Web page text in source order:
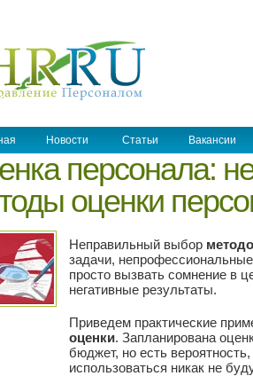
Новости Статьи Вакансии
персонала:
оценки
Неправильный выбор
задачи,
просто вызвать сомнение в
негативные результаты.
Приведем практические
оценки. Запланирована
бюджет, но есть
использоваться никак не